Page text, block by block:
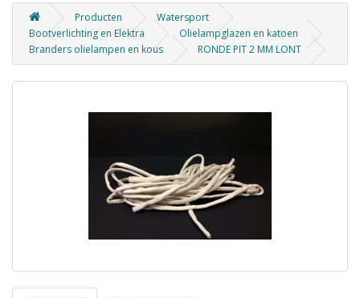
Producten
Watersport
Bootverlichting en Elektra
Olielampglazen en katoen
Branders olielampen en kous
RONDE PIT 2 MM LONT